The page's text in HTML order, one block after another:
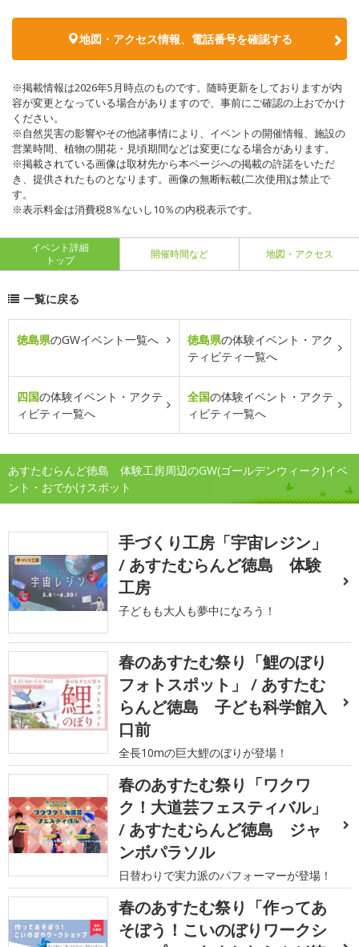
地図・アクセス情報、電話番号を確認する
※掲載情報は2026年5月時点のものです。随時更新をしておりますが内
容が変更となっている場合がありますので、事前にご確認の上おでかけ
ください。
※自然災害の影響やその他諸事情により、イベントの開催情報、施設の
営業時間、植物の開花・見頃期間などは変更になる場合があります。
※掲載されている画像は取材先から本ページへの掲載の許諾をいただ
き、提供されたものとなります。画像の無断転載(二次使用)は禁止で
す。
※表示料金は消費税8％ないし10％の内税表示です。
イベント詳細
トップ
開催時間など 地図・アクセス
一覧に戻る
徳島県のGWイベント一覧へ 徳島県の体験イベント・アク
ティビティ一覧へ
四国の体験イベント・アクテ
ィビティ一覧へ
全国の体験イベント・アクテ
ィビティ一覧へ
あすたむらんど徳島 体験工房周辺のGW(ゴールデンウィーク)イベ
ント・おでかけスポット
手づくり工房「宇宙レジン」
/ あすたむらんど徳島 体験
工房
子どもも大人も夢中になろう！
春のあすたむ祭り「鯉のぼり
フォトスポット」 / あすたむ
らんど徳島 子ども科学館入
口前
全長10mの巨大鯉のぼりが登場！
春のあすたむ祭り「ワクワ
ク！大道芸フェスティバル」
/ あすたむらんど徳島 ジャ
ンボパラソル
日替わりで実力派のパフォーマーが登場！
春のあすたむ祭り「作ってあ
そぼう！こいのぼりワークシ